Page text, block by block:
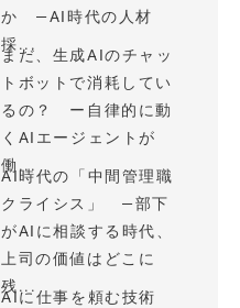
か —AI時代の人材
採...
まだ、生成AIのチャッ
トボットで消耗してい
るの？ ー自律的に動
くAIエージェントが
働...
AI時代の「中間管理職
クライシス」 —部下
がAIに相談する時代、
上司の価値はどこに
残...
AIに仕事を頼む技術